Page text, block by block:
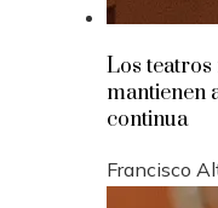
Los teatros
mantienen
continua
Francisco